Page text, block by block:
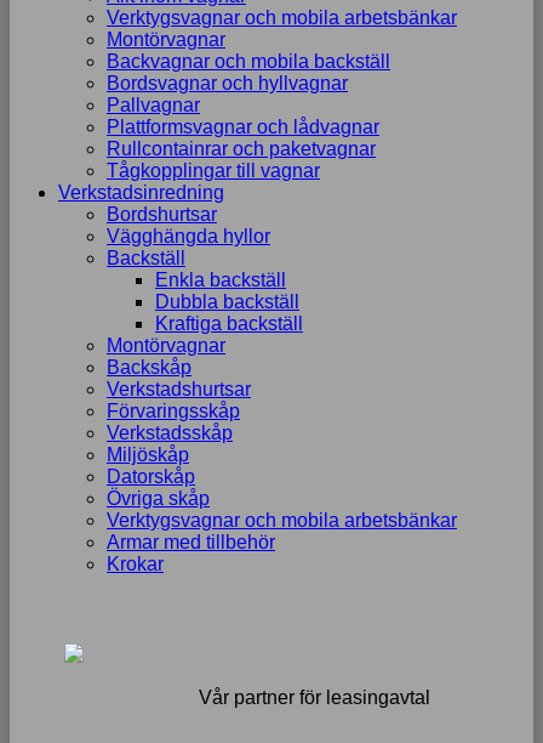
Verktygsvagnar och mobila arbetsbänkar
Montörvagnar
Backvagnar och mobila backställ
Bordsvagnar och hyllvagnar
Pallvagnar
Plattformsvagnar och lådvagnar
Rullcontainrar och paketvagnar
Tågkopplingar till vagnar
Verkstadsinredning
Bordshurtsar
Vägghängda hyllor
Backställ
Enkla backställ
Dubbla backställ
Kraftiga backställ
Montörvagnar
Backskåp
Verkstadshurtsar
Förvaringsskåp
Verkstadsskåp
Miljöskåp
Datorskåp
Övriga skåp
Verktygsvagnar och mobila arbetsbänkar
Armar med tillbehör
Krokar
Vår partner för leasingavtal